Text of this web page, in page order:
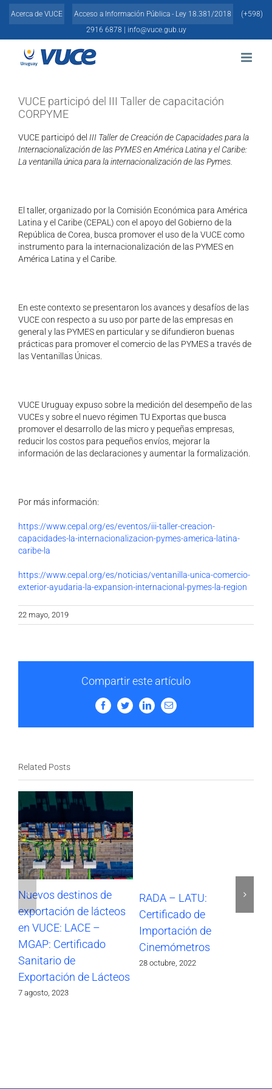
Skip
Acerca de VUCE Acceso a Información Pública - Ley 18.381/2018
(+598)
2916 6878 |
info@vuce.gub.uy
VUCE participó del III Taller de capacitación
CORPYME
VUCE participó del III Taller de Creación de Capacidades para la
Internacionalización de las PYMES en América Latina y el Caribe:
La ventanilla única para la internacionalización de las Pymes.
El taller, organizado por la Comisión Económica para América
Latina y el Caribe (CEPAL) con el apoyo del Gobierno de la
República de Corea, busca promover el uso de la VUCE como
instrumento para la internacionalización de las PYMES en
América Latina y el Caribe.
En este contexto se presentaron los avances y desafíos de las
VUCE con respecto a su uso por parte de las empresas en
general y las PYMES en particular y se difundieron buenas
prácticas para promover el comercio de las PYMES a través de
las Ventanillas Únicas.
VUCE Uruguay expuso sobre la medición del desempeño de las
VUCEs y sobre el nuevo régimen TU Exportas que busca
promover el desarrollo de las micro y pequeñas empresas,
reducir los costos para pequeños envíos, mejorar la
información de las declaraciones y aumentar la formalización.
Por más información:
https://www.cepal.org/es/eventos/iii-taller-creacion-
capacidades-la-internacionalizacion-pymes-america-latina-
caribe-la
https://www.cepal.org/es/noticias/ventanilla-unica-comercio-
exterior-ayudaria-la-expansion-internacional-pymes-la-region
22 mayo, 2019
Compartir este artículo
FacebookTwitterLinkedInEmail
Related Posts
Nuevos destinos de
exportación de lácteos
en VUCE: LACE –
MGAP: Certificado
Sanitario de
Exportación de Lácteos
7 agosto, 2023
RADA – LATU:
Certificado de
Importación de
Cinemómetros
28 octubre, 2022